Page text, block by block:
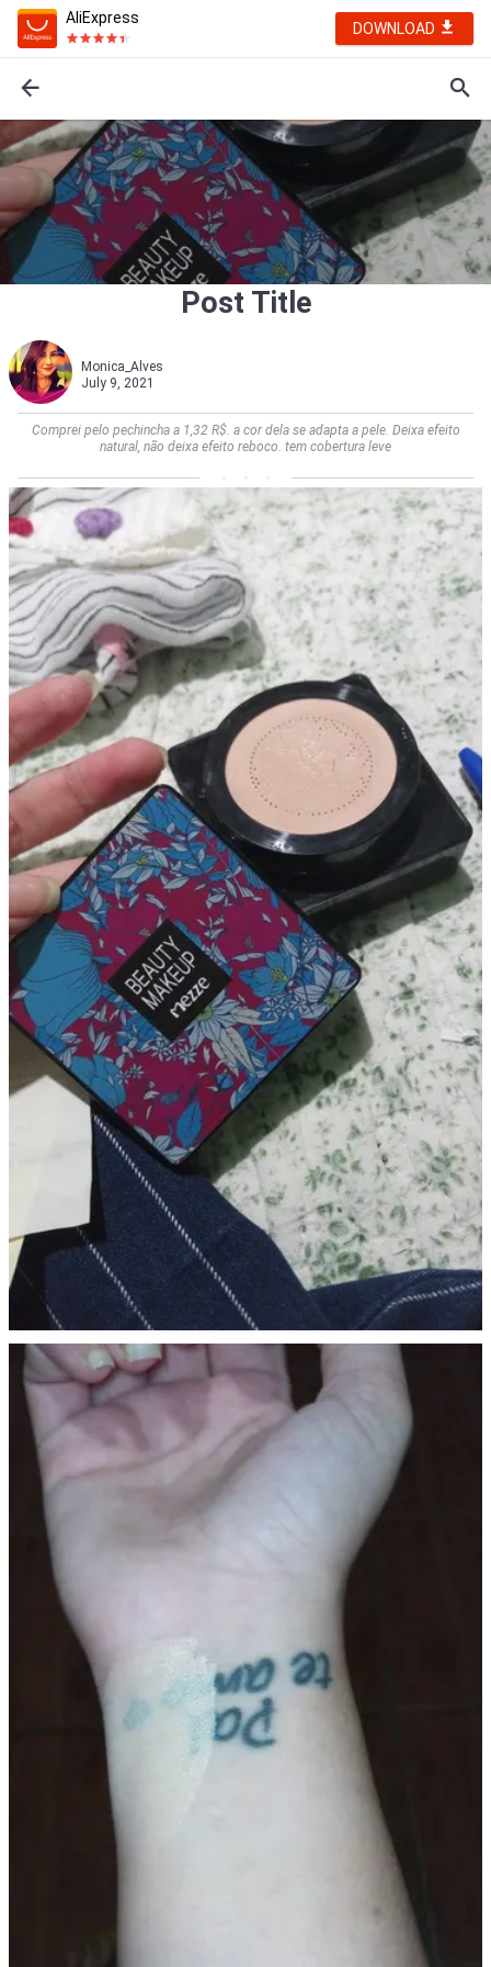
AliExpress
DOWNLOAD
Post Title
Monica_Alves
July 9, 2021
Comprei pelo pechincha a 1,32 R$. a cor dela se adapta a pele. Deixa efeito
natural, não deixa efeito reboco. tem cobertura leve